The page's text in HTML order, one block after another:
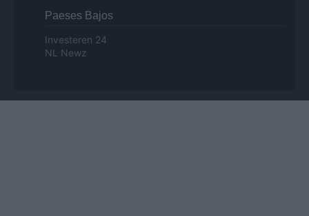
Paeses Bajos
Investeren 24
NL Newz